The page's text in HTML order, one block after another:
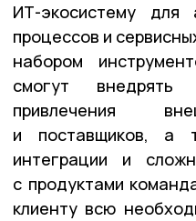
ИТ-экосистему для
процессов и
набором
смогут внедрять
привлечения
и поставщиков, а
интеграции и
с продуктами
клиенту всю